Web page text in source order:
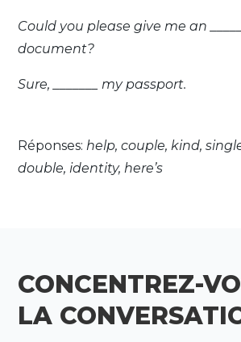
Could you please give me an
document?
Sure, _______ my passport.
Réponses:help, couple, kind,
double, identity, here’s
CONCENTREZ-
LA